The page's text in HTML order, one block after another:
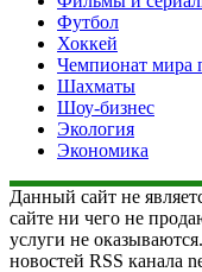
Футбол
Хоккей
Чемпионат мира
Шахматы
Шоу-бизнес
Экология
Экономика
Данный сайт не
сайте ни чего не
услуги не
новостей RSS канала